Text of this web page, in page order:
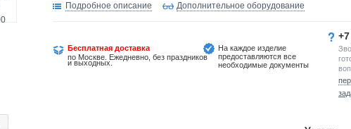
Подробное описание Дополнительное оборудование
Бесплатная доставка
по Москве. Ежедневно, без праздников
и выходных.
На каждое изделие
предоставляются все
необходимые документы